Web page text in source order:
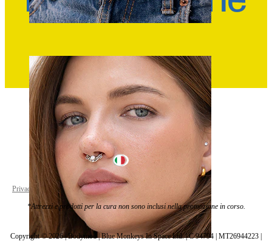
Italy
Privacy policy Cookie settings
*Attrezzi e prodotti per la cura non sono inclusi nella promozione in corso.
Copyright © 2026 | Bodymod | Blue Monkeys In Space Ltd. | C 94794 | MT26944223 |